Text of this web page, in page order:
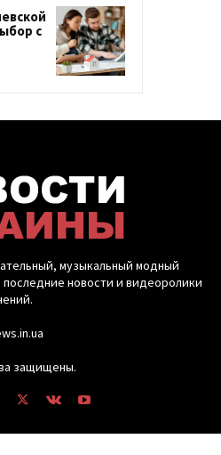
с
музыкальный модный
новости и видеоролики
защищены.